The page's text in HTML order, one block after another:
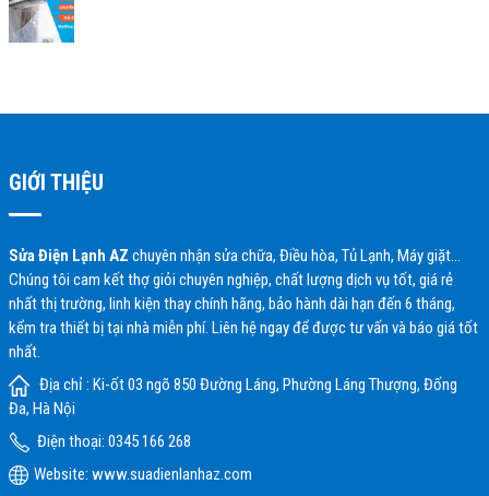
GIỚI THIỆU
Sửa Điện Lạnh AZ chuyên nhận sửa chữa, Điều hòa, Tủ Lạnh, Máy giặt…
Chúng tôi cam kết thợ giỏi chuyên nghiệp, chất lượng dịch vụ tốt, giá rẻ
nhất thị trường, linh kiện thay chính hãng, bảo hành dài hạn đến 6 tháng,
kểm tra thiết bị tại nhà miễn phí. Liên hệ ngay để được tư vấn và báo giá tốt
nhất.
Địa chỉ : Ki-ốt 03 ngõ 850 Đường Láng, Phường Láng Thượng, Đống
Đa, Hà Nội
Điện thoại: 0345 166 268
Website: www.suadienlanhaz.com